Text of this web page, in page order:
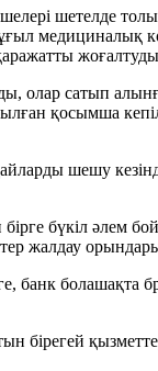
шетелде
медициналық
олар сатып
қосымша
шешу
бірге бүкіл
жалдау
болашақта
бірегей